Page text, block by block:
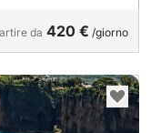
da 420 € /giorno